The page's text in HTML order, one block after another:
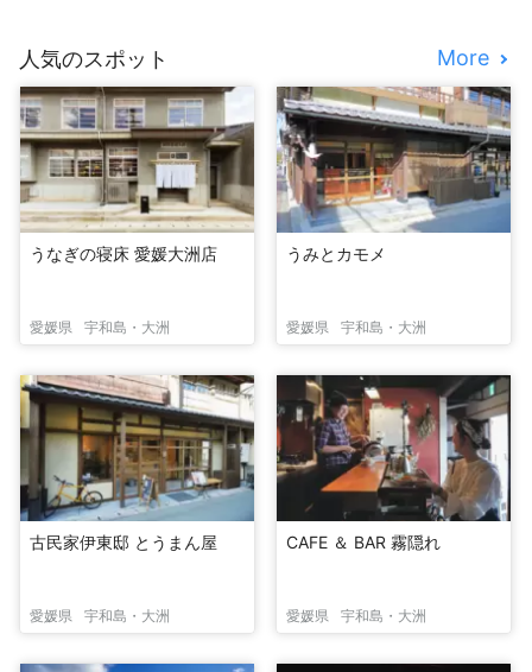
人気のスポット More
うなぎの寝床 愛媛大洲店
愛媛県 宇和島・大洲
うみとカモメ
愛媛県 宇和島・大洲
古民家伊東邸 とうまん屋
愛媛県 宇和島・大洲
CAFE ＆ BAR 霧隠れ
愛媛県 宇和島・大洲